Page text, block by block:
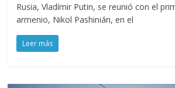
Rusia, Vladímir Putin, se reunió con el
armenio, Nikol Pashinián, en el
Leer más